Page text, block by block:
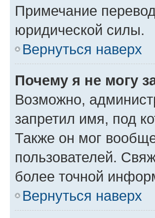
Примечание
юридической силы.
Вернуться наверх
Почему я не могу
Возможно,
запретил имя, под
Также он мог
пользователей.
более точной
Вернуться наверх